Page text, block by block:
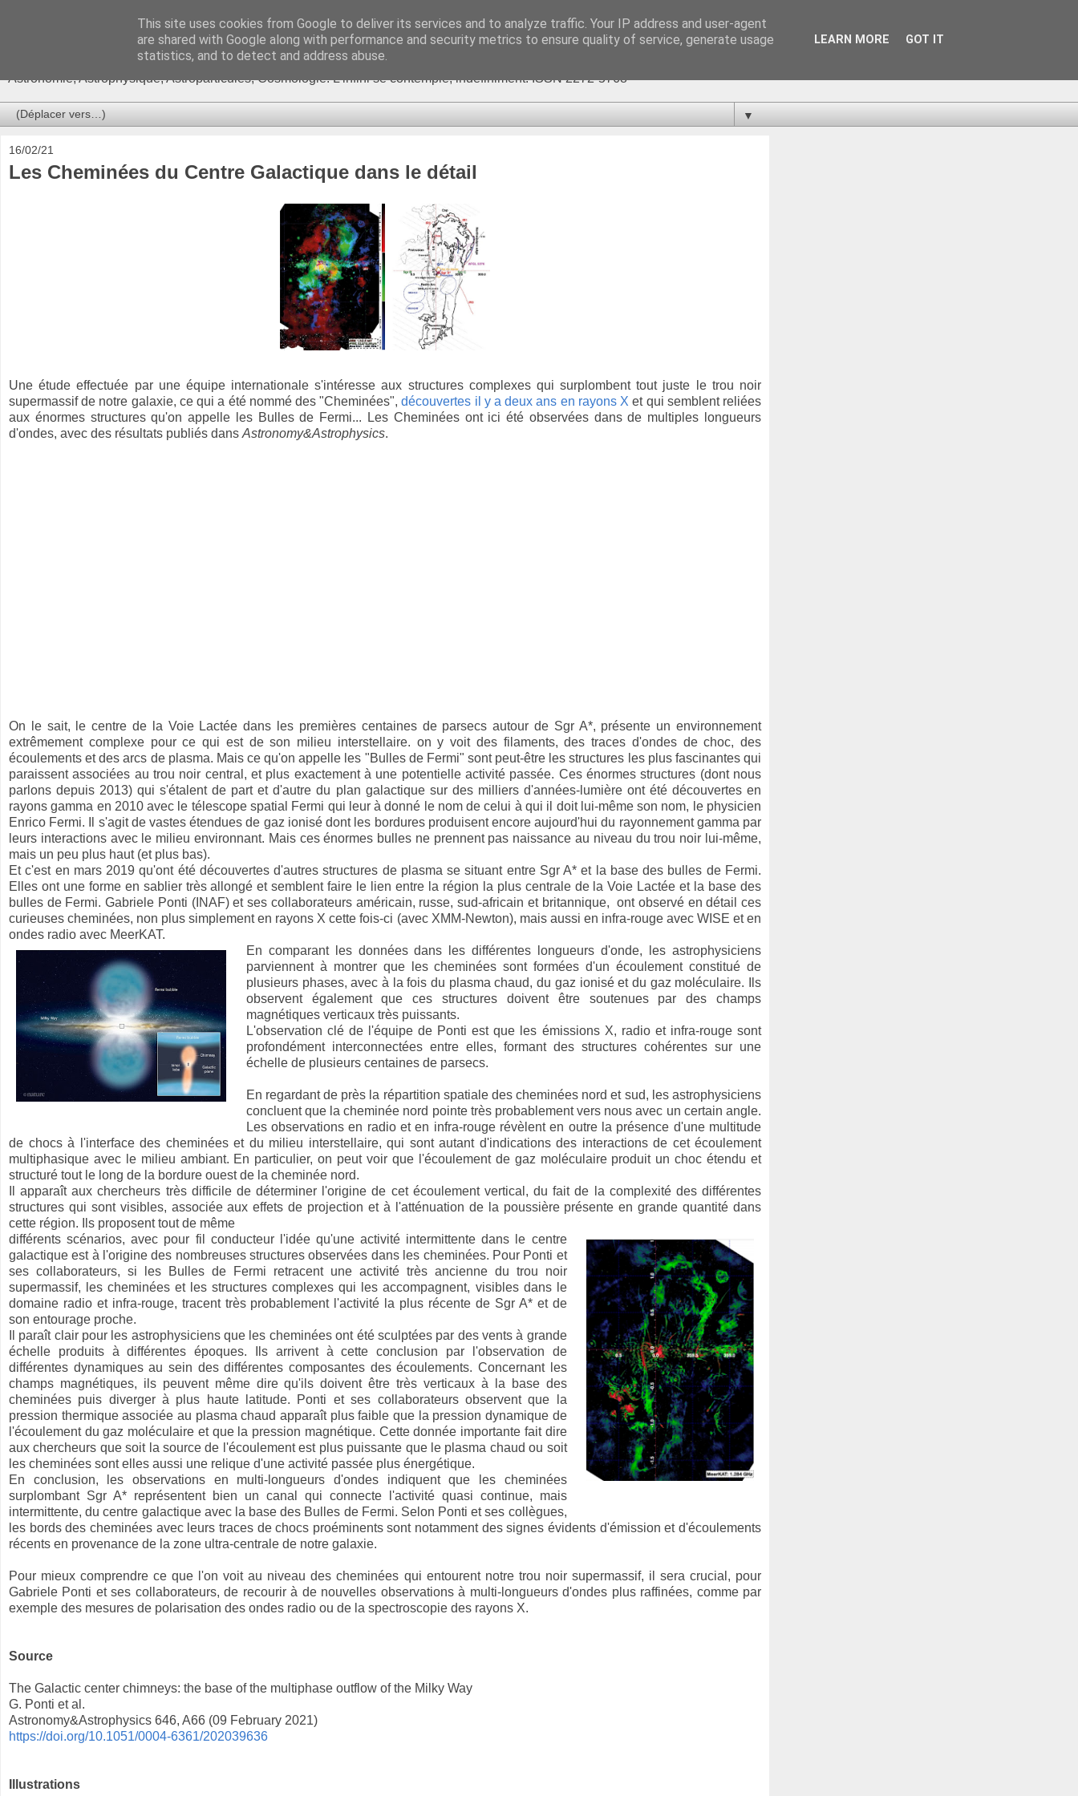
Ça se passe là haut
Astronomie, Astrophysique, Astroparticules, Cosmologie. L'infini se contemple, indéfiniment. ISSN 2272-5768
▼
16/02/21
Les Cheminées du Centre Galactique dans le détail
Une étude effectuée par une équipe internationale s'intéresse aux structures complexes qui surplombent tout juste le trou noir
supermassif de notre galaxie, ce qui a été nommé des "Cheminées",découvertes il y a deux ans en rayons X et qui semblent reliées
aux énormes structures qu'on appelle les Bulles de Fermi... Les Cheminées ont ici été observées dans de multiples longueurs
d'ondes, avec des résultats publiés dans Astronomy&Astrophysics.
On le sait, le centre de la Voie Lactée dans les premières centaines de parsecs autour de Sgr A*, présente un environnement
extrêmement complexe pour ce qui est de son milieu interstellaire. on y voit des filaments, des traces d'ondes de choc, des
écoulements et des arcs de plasma. Mais ce qu'on appelle les "Bulles de Fermi" sont peut-être les structures les plus fascinantes qui
paraissent associées au trou noir central, et plus exactement à une potentielle activité passée. Ces énormes structures (dont nous
parlons depuis 2013) qui s'étalent de part et d'autre du plan galactique sur des milliers d'années-lumière ont été découvertes en
rayons gamma en 2010 avec le télescope spatial Fermi qui leur à donné le nom de celui à qui il doit lui-même son nom, le physicien
Enrico Fermi. Il s'agit de vastes étendues de gaz ionisé dont les bordures produisent encore aujourd'hui du rayonnement gamma par
leurs interactions avec le milieu environnant. Mais ces énormes bulles ne prennent pas naissance au niveau du trou noir lui-même,
mais un peu plus haut (et plus bas).
Et c'est en mars 2019 qu'ont été découvertes d'autres structures de plasma se situant entre Sgr A* et la base des bulles de Fermi.
Elles ont une forme en sablier très allongé et semblent faire le lien entre la région la plus centrale de la Voie Lactée et la base des
bulles de Fermi. Gabriele Ponti (INAF) et ses collaborateurs américain, russe, sud-africain et britannique, ont observé en détail ces
curieuses cheminées, non plus simplement en rayons X cette fois-ci (avec XMM-Newton), mais aussi en infra-rouge avec WISE et en
ondes radio avec MeerKAT.
En comparant les données dans les différentes longueurs d'onde, les astrophysiciens
parviennent à montrer que les cheminées sont formées d'un écoulement constitué de
plusieurs phases, avec à la fois du plasma chaud, du gaz ionisé et du gaz moléculaire. Ils
observent également que ces structures doivent être soutenues par des champs
magnétiques verticaux très puissants.
L'observation clé de l'équipe de Ponti est que les émissions X, radio et infra-rouge sont
profondément interconnectées entre elles, formant des structures cohérentes sur une
échelle de plusieurs centaines de parsecs.
En regardant de près la répartition spatiale des cheminées nord et sud, les astrophysiciens
concluent que la cheminée nord pointe très probablement vers nous avec un certain angle.
Les observations en radio et en infra-rouge révèlent en outre la présence d'une multitude
de chocs à l'interface des cheminées et du milieu interstellaire, qui sont autant d'indications des interactions de cet écoulement
multiphasique avec le milieu ambiant. En particulier, on peut voir que l'écoulement de gaz moléculaire produit un choc étendu et
structuré tout le long de la bordure ouest de la cheminée nord.
Il apparaît aux chercheurs très difficile de déterminer l'origine de cet écoulement vertical, du fait de la complexité des différentes
structures qui sont visibles, associée aux effets de projection et à l'atténuation de la poussière présente en grande quantité dans
cette région. Ils proposent tout de même
différents scénarios, avec pour fil conducteur l'idée qu'une activité intermittente dans le centre
galactique est à l'origine des nombreuses structures observées dans les cheminées. Pour Ponti et
ses collaborateurs, si les Bulles de Fermi retracent une activité très ancienne du trou noir
supermassif, les cheminées et les structures complexes qui les accompagnent, visibles dans le
domaine radio et infra-rouge, tracent très probablement l'activité la plus récente de Sgr A* et de
son entourage proche.
Il paraît clair pour les astrophysiciens que les cheminées ont été sculptées par des vents à grande
échelle produits à différentes époques. Ils arrivent à cette conclusion par l'observation de
différentes dynamiques au sein des différentes composantes des écoulements. Concernant les
champs magnétiques, ils peuvent même dire qu'ils doivent être très verticaux à la base des
cheminées puis diverger à plus haute latitude. Ponti et ses collaborateurs observent que la
pression thermique associée au plasma chaud apparaît plus faible que la pression dynamique de
l'écoulement du gaz moléculaire et que la pression magnétique. Cette donnée importante fait dire
aux chercheurs que soit la source de l'écoulement est plus puissante que le plasma chaud ou soit
les cheminées sont elles aussi une relique d'une activité passée plus énergétique.
En conclusion, les observations en multi-longueurs d'ondes indiquent que les cheminées
surplombant Sgr A* représentent bien un canal qui connecte l'activité quasi continue, mais
intermittente, du centre galactique avec la base des Bulles de Fermi. Selon Ponti et ses collègues,
les bords des cheminées avec leurs traces de chocs proéminents sont notamment des signes évidents d'émission et d'écoulements
récents en provenance de la zone ultra-centrale de notre galaxie.
Pour mieux comprendre ce que l'on voit au niveau des cheminées qui entourent notre trou noir supermassif, il sera crucial, pour
Gabriele Ponti et ses collaborateurs, de recourir à de nouvelles observations à multi-longueurs d'ondes plus raffinées, comme par
exemple des mesures de polarisation des ondes radio ou de la spectroscopie des rayons X.
Source
The Galactic center chimneys: the base of the multiphase outflow of the Milky Way
G. Ponti et al.
Astronomy&Astrophysics 646, A66 (09 February 2021)
https://doi.org/10.1051/0004-6361/202039636
Illustrations
This site uses cookies from Google to deliver its services and to analyze traffic. Your IP address and user-agent
are shared with Google along with performance and security metrics to ensure quality of service, generate usage
statistics, and to detect and address abuse.
LEARN MORE GOT IT